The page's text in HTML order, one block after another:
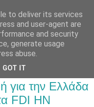
για την Ελλάδα
FDI ΗΝ
to deliver its services
and user-agent are
and security
generate usage
abuse.
GOT IT